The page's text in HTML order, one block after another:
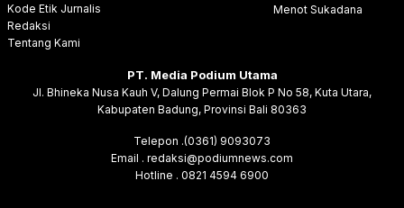
Kode Etik Jurnalis
Redaksi
Tentang Kami
Menot Sukadana
PT. Media Podium Utama
Jl. Bhineka Nusa Kauh V, Dalung Permai Blok P No 58, Kuta Utara,
Kabupaten Badung, Provinsi Bali 80363
Telepon .(0361) 9093073
Email . redaksi@podiumnews.com
Hotline . 0821 4594 6900